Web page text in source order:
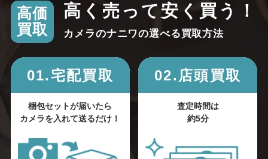
高価
買取
高く売って安く買う！
カメラのナニワの選べる買取方法
01.宅配買取
梱包セットが届いたら
カメラを入れて送るだけ！
02.店頭買取
査定時間は
約5分